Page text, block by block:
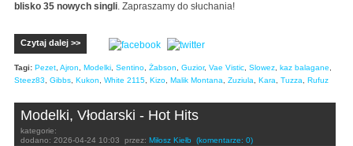
blisko 35 nowych singli. Zapraszamy do słuchania!
Czytaj dalej >>
Tagi: Pezet, Ajron, Modelki, Sentino, Żabson, Guzior, Vae Vistic, Slowez, kaz balagane,
Steez83, Gibbs, Kukon, White 2115, Kizo, Malik Montana, Zuziula, Kara, Tuzza, Rufuz
Modelki, Vłodarski - Hot Hits
kategorie:
dodano: 2026-04-24 10:03 przez: Miłosz Kiełb (komentarze: 0)